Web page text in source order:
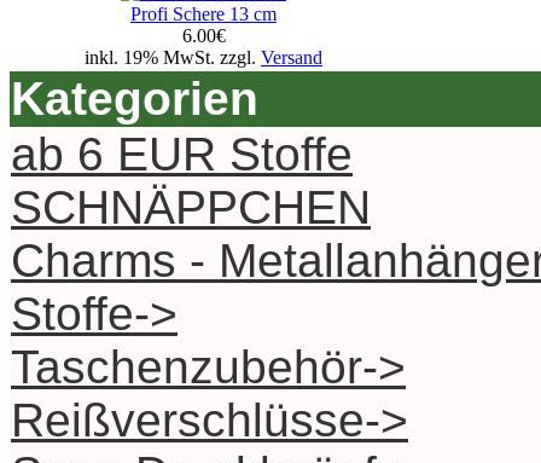
Profi Schere 13 cm
6.00€
inkl. 19% MwSt. zzgl. Versand
Kategorien
ab 6 EUR Stoffe
SCHNÄPPCHEN
Charms -
Stoffe->
Taschenzubehör->
Reißverschlüsse->